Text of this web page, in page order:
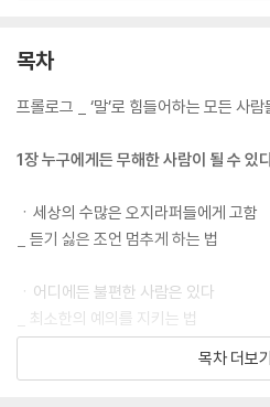
『가까이하면 상처받고 멀어지면 외로운
목차
프롤로그 _ ‘말’로 힘들어하는 모든 사람
1장 누구에게든 무해한 사람이 될 수 있
ㆍ세상의 수많은 오지라퍼들에게 고함
_ 듣기 싫은 조언 멈추게 하는 법
ㆍ어디에든 불편한 사람은 있다
_ 최소한의 예의를 지키는 법
ㆍ그게 너의 인생 최대 업적이니?
목차 더보기